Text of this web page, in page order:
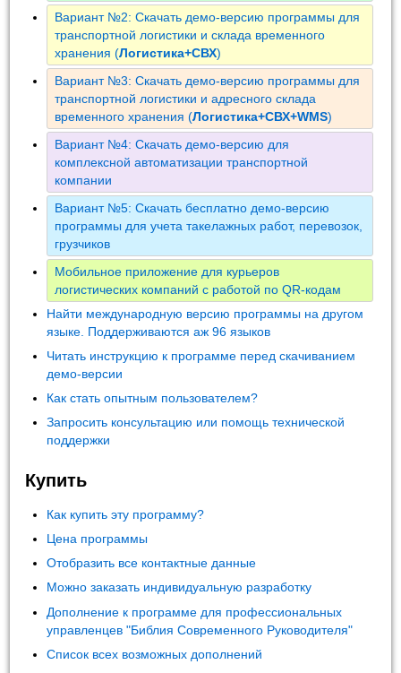
Вариант №2: Скачать демо-версию программы для
транспортной логистики и склада временного
хранения (Логистика+СВХ)
Вариант №3: Скачать демо-версию программы для
транспортной логистики и адресного склада
временного хранения (Логистика+СВХ+WMS)
Вариант №4: Скачать демо-версию для
комплексной автоматизации транспортной
компании
Вариант №5: Скачать бесплатно демо-версию
программы для учета такелажных работ, перевозок,
грузчиков
Мобильное приложение для курьеров
логистических компаний с работой по QR-кодам
Найти международную версию программы на другом
языке. Поддерживаются аж 96 языков
Читать инструкцию к программе перед скачиванием
демо-версии
Как стать опытным пользователем?
Запросить консультацию или помощь технической
поддержки
Купить
Как купить эту программу?
Цена программы
Отобразить все контактные данные
Можно заказать индивидуальную разработку
Дополнение к программе для профессиональных
управленцев "Библия Современного Руководителя"
Список всех возможных дополнений